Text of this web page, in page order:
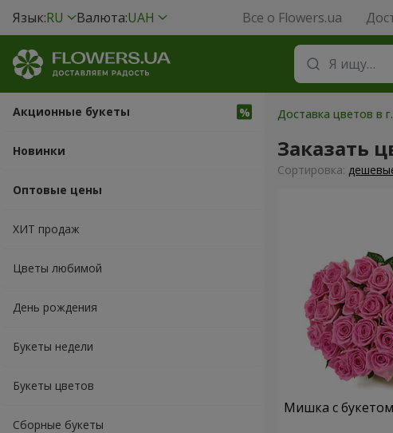
Язык:RU Валюта:UAH Все о Flowers.ua
Акционные букеты
Новинки
Оптовые цены
ХИТ продаж
Цветы любимой
День рождения
Букеты недели
Букеты цветов
Сборные букеты
Доставка цветов в
Заказать
Cортировка:
Мишка с букетом